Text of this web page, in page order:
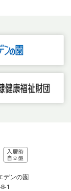
デンの園
1